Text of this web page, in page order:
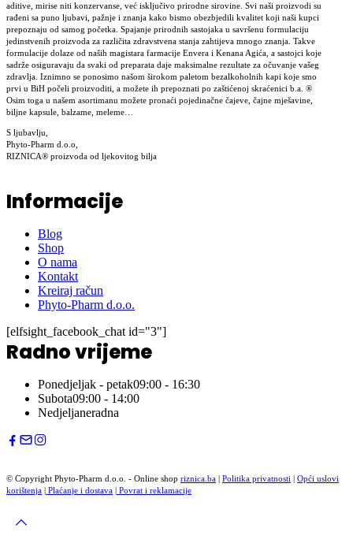
aditive, mirise niti konzervanse, već isključivo prirodne sirovine. Svi naši proizvodi su
rađeni sa puno ljubavi, pažnje i znanja kako bismo obezbjedili kvalitet koji naši kupci
prepoznaju od samog početka. Spajanje prirodnih sastojaka u savršenu formulaciju
jedinstvenih proizvoda za različita zdravstvena stanja zahtijeva mnogo znanja. Takve
formulacije dolaze od naših magistara farmacije Envera i Kenana Agića, a sastojci koje
sadrže osiguravaju da svaki od preparata daje maksimalne rezultate za očuvanje vašeg
zdravlja. Iznimno se ponosimo našom širokom paletom bezalkoholnih kapi koje smo
prvi u BiH počeli proizvoditi, a možete ih prepoznati po zaštićenoj skraćenici b.a. ®
Osim toga u našem asortimanu možete pronaći pojedinačne čajeve, čajne mješavine,
biljne kapsule, balzame, meleme…
S ljubavlju,
Phyto-Pharm d.o.o,
RIZNICA® proizvoda od ljekovitog bilja
Informacije
Blog
Shop
O nama
Kontakt
Kreiraj račun
Phyto-Pharm d.o.o.
[elfsight_facebook_chat id="3"]
Radno vrijeme
Ponedjeljak - petak09:00 - 16:30
Subota09:00 - 14:00
Nedjeljaneradna
© Copyright Phyto-Pharm d.o.o. - Online shop riznica.ba Politika privatnosti
Opći uslovi
korištenja
Plaćanje i dostava Povrat i reklamacije